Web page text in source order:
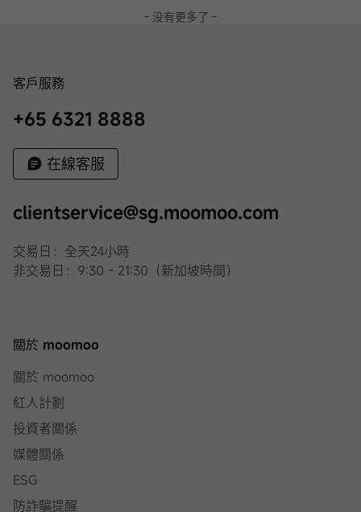
- 没有更多了 -
客戶服務
+65 6321 8888
在線客服
clientservice@sg.moomoo.com
交易日：全天24小時
非交易日：9:30 - 21:30（新加坡時間）
關於 moomoo
關於 moomoo
紅人計劃
投資者關係
媒體關係
ESG
防詐騙提醒